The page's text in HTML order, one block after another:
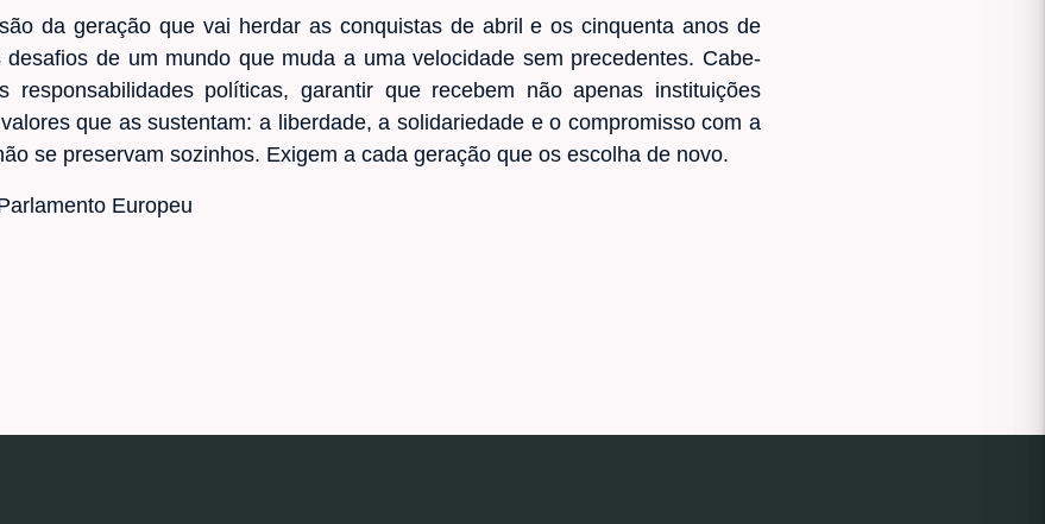
da geração que vai herdar as conquistas de abril e os cinquenta anos de
de um mundo que muda a uma velocidade sem precedentes. Cabe-
políticas, garantir que recebem não apenas instituições
que as sustentam: a liberdade, a solidariedade e o compromisso com a
se preservam sozinhos. Exigem a cada geração que os escolha de novo.
Europeu